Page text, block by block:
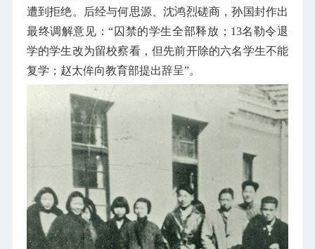
遭到拒绝。后经与何思源、沈鸿烈磋商，孙国封作出
最终调解意见：“囚禁的学生全部释放； 13名勒令退
学的学生改为留校察看，但先前开除的六名学生不能
复学；赵太侔向教育部提出辞呈”。